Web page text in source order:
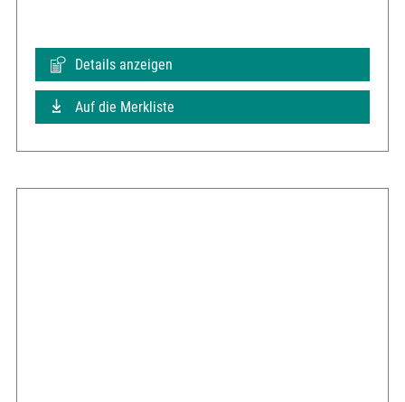
Details anzeigen
Auf die Merkliste